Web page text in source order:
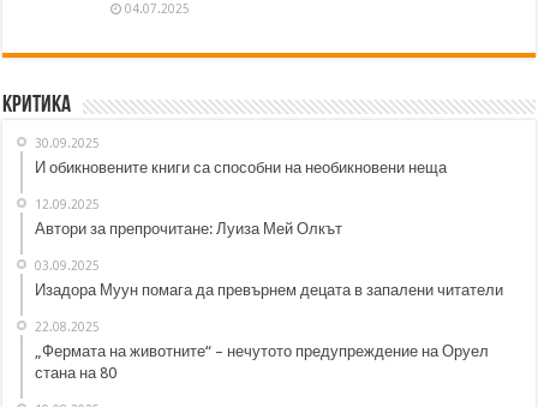
04.07.2025
Критика
30.09.2025
И обикновените книги са способни на необикновени неща
12.09.2025
Автори за препрочитане: Луиза Мей Олкът
03.09.2025
Изадора Муун помага да превърнем децата в запалени читатели
22.08.2025
„Фермата на животните“ – нечутото предупреждение на Оруел
стана на 80